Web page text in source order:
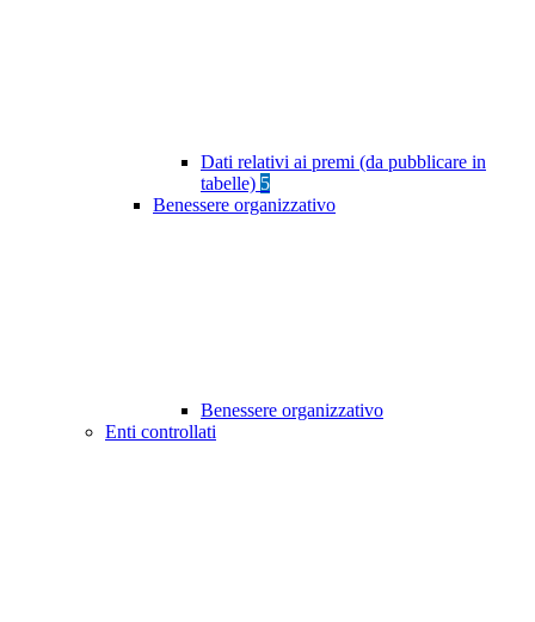
Dati relativi ai premi (da pubblicare in
tabelle) 5
Benessere organizzativo
Benessere organizzativo
Enti controllati